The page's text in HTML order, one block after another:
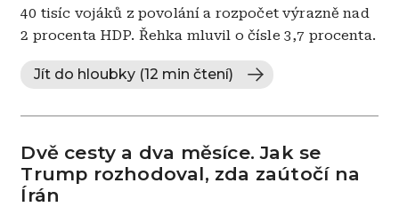
40 tisíc vojáků z povolání a rozpočet výrazně nad
2 procenta HDP. Řehka mluvil o čísle 3,7 procenta.
Jít do hloubky (12 min čtení)
Dvě cesty a dva měsíce. Jak se
Trump rozhodoval, zda zaútočí na
Írán